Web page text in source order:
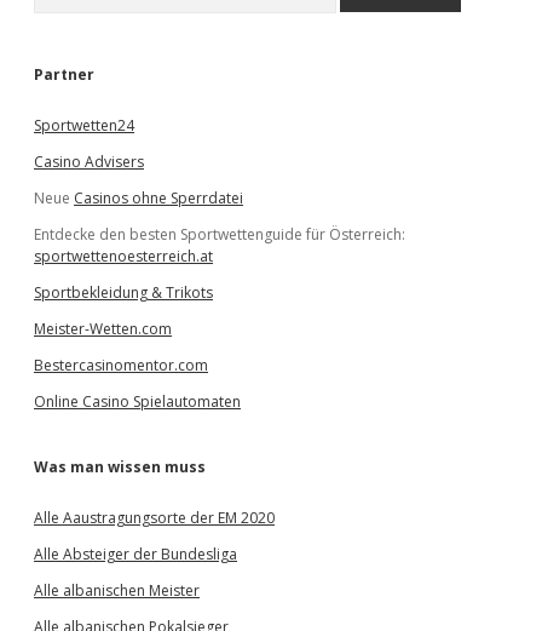
e
Partner
Sportwetten24
Casino Advisers
Neue Casinos ohne Sperrdatei
Entdecke den besten Sportwettenguide für Österreich:
sportwettenoesterreich.at
Sportbekleidung & Trikots
Meister-Wetten.com
Bestercasinomentor.com
Online Casino Spielautomaten
Was man wissen muss
Alle Aaustragungsorte der EM 2020
Alle Absteiger der Bundesliga
Alle albanischen Meister
Alle albanischen Pokalsieger